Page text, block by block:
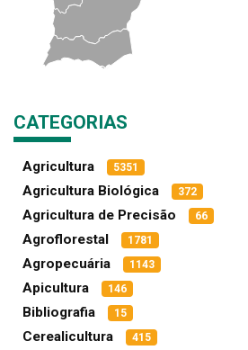
CATEGORIAS
Agricultura 5351
Agricultura Biológica 372
Agricultura de Precisão 66
Agroflorestal 1781
Agropecuária 1143
Apicultura 146
Bibliografia 15
Cerealicultura 415